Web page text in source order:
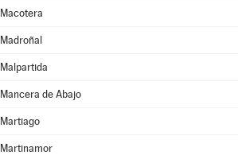
Macotera
Madroñal
Malpartida
Mancera de Abajo
Martiago
Martinamor